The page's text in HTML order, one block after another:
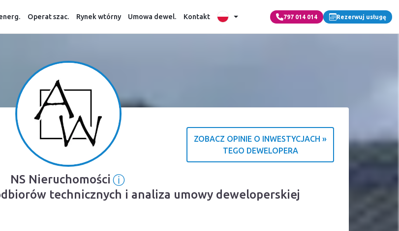
Operat szac. Rynek wtórny Umowa dewel. Kontakt 797 014 014 Rezerwuj usługę
ZOBACZ OPINIE O INWESTYCJACH »
TEGO DEWELOPERA
NS Nieruchomości ⓘInformacja o źródle ocen
technicznych i analiza umowy deweloperskiej